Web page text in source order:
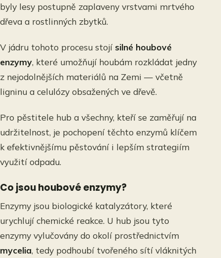
byly lesy postupně zaplaveny vrstvami mrtvého
dřeva a rostlinných zbytků.
V jádru tohoto procesu stojí silné houbové
enzymy, které umožňují houbám rozkládat jedny
z nejodolnějších materiálů na Zemi — včetně
ligninu a celulózy obsažených ve dřevě.
Pro pěstitele hub a všechny, kteří se zaměřují na
udržitelnost, je pochopení těchto enzymů klíčem
k efektivnějšímu pěstování i lepším strategiím
využití odpadu.
Co jsou houbové enzymy?
Enzymy jsou biologické katalyzátory, které
urychlují chemické reakce. U hub jsou tyto
enzymy vylučovány do okolí prostřednictvím
mycelia, tedy podhoubí tvořeného sítí vláknitých